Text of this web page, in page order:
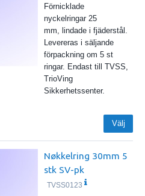
Förnicklade
nyckelringar 25
mm, lindade i fjäderstål.
Levereras i säljande
förpackning om 5 st
ringar. Endast till TVSS,
TrioVing
Sikkerhetssenter.
Välj
Nøkkelring 30mm 5
stk SV-pk
TVSS0123